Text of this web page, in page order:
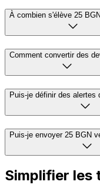
À combien s'élève 25
Comment convertir des
Puis-je définir des alertes
Puis-je envoyer 25 BGN
Simplifier